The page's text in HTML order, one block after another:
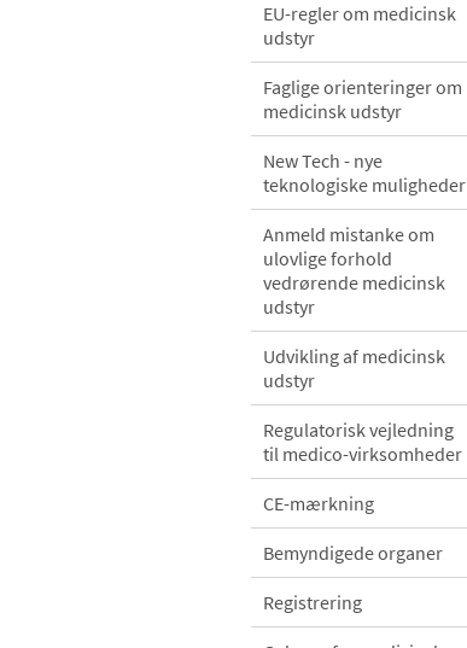
EU-regler om medicinsk
udstyr
Faglige orienteringer om
medicinsk udstyr
New Tech - nye
teknologiske muligheder
Anmeld mistanke om
ulovlige forhold
vedrørende medicinsk
udstyr
Udvikling af medicinsk
udstyr
Regulatorisk vejledning
til medico-virksomheder
CE-mærkning
Bemyndigede organer
Registrering